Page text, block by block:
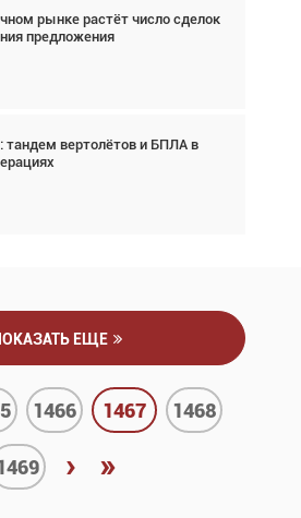
рынке растёт число сделок
предложения
тандем вертолётов и БПЛА в
мира наблюдался подъём,
снизился
– это актив. Подходите к
образом
ЕЩЕ
1466 1467 1468
› »